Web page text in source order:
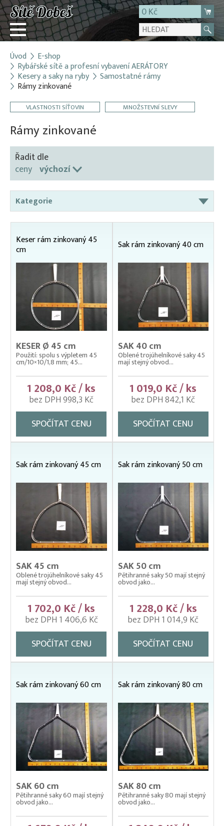
0 Kč
Přihlásit
Registrace
O firmě
Kontakt
Úvod E-shop
Rybářské sítě a profesní vybavení AERÁTORY
Kesery a saky na ryby Samostatné rámy
Rámy zinkované
VLASTNOSTI SÍŤOVIN MNOŽSTEVNÍ SLEVY
Rámy zinkované
Řadit dle
ceny výchozí
Kategorie
Čeřeny hospodářské
Kesery a saky na ryby
Dřevěné násady
Kesery mechanické ZINKOVANÉ
Kesery, saky na ryby NEREZOVÉ
Kesery, saky na ryby ZINKOVANÉ
Samostatné rámy
Rámy drátěné nerezové
Rámy nerezové
Rámy zinkované
Výplety – síťky pro kesery, saky
Kolíbky – klecové plovoucí odchovny
Kolíbky – krycí sítě na kolíbky
Kolíbky/haltýře – jednoduchý plovoucí rám
Kolíbky/haltýře jednoduché závěsné (klecové sítě)
Krycí sítě na kádě a bazény
Krycí sítě na sádky, rybníky a klecové chovy
Lodě pracovní
Násady na kesery a saky
Nevody
Nosítka na ryby, rukávy na nošení
Odchovné bazény a žlaby
Planktonové (uhelonové) vybavení
Podložní sítě
Pomocné rybářské vybavení
Prubní ploty
Přebírka kaprová
Přepínací ploty
Přepravní bedny na ryby
Rukáv na vysazování
Rybářské pracovní oděvy
Třídička rybího plůdku
Váhy na ryby (trojnožka)
Keser rám zinkovaný 45
cm
KESER Ø 45 cm
Použití: spolu s výpletem 45
cm/10×10/1,8 mm; 45...
1 208,0 Kč / ks
bez DPH 998,3 Kč
SPOČÍTAT CENU
Sak rám zinkovaný 40 cm
SAK 40 cm
Oblené trojúhelníkové saky 45
mají stejný obvod...
1 019,0 Kč / ks
bez DPH 842,1 Kč
SPOČÍTAT CENU
Sak rám zinkovaný 45 cm
SAK 45 cm
Oblené trojúhelníkové saky 45
mají stejný obvod...
1 702,0 Kč / ks
bez DPH 1 406,6 Kč
SPOČÍTAT CENU
Sak rám zinkovaný 50 cm
SAK 50 cm
Pětihranné saky 50 mají stejný
obvod jako...
1 228,0 Kč / ks
bez DPH 1 014,9 Kč
SPOČÍTAT CENU
Sak rám zinkovaný 60 cm
SAK 60 cm
Pětihranné saky 60 mají stejný
obvod jako...
Sak rám zinkovaný 80 cm
SAK 80 cm
Pětihranné saky 80 mají stejný
obvod jako...